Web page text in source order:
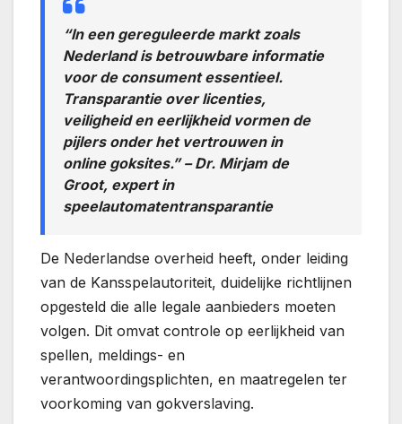
“In een gereguleerde markt zoals
Nederland is betrouwbare informatie
voor de consument essentieel.
Transparantie over licenties,
veiligheid en eerlijkheid vormen de
pijlers onder het vertrouwen in
online goksites.” –Dr. Mirjam de
Groot, expert in
speelautomatentransparantie
De Nederlandse overheid heeft, onder leiding
van de Kansspelautoriteit, duidelijke richtlijnen
opgesteld die alle legale aanbieders moeten
volgen. Dit omvat controle op eerlijkheid van
spellen, meldings- en
verantwoordingsplichten, en maatregelen ter
voorkoming van gokverslaving.